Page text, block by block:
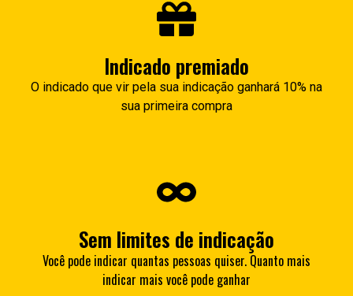
Indicado premiado
O indicado que vir pela sua indicação ganhará 10% na
sua primeira compra
Sem limites de indicação
Você pode indicar quantas pessoas quiser. Quanto mais
indicar mais você pode ganhar